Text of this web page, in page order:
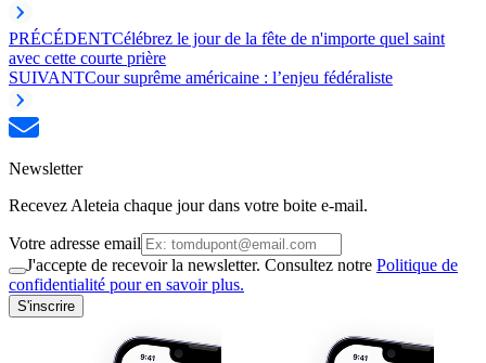
PRÉCÉDENTCélébrez le jour de la fête de n'importe quel saint
avec cette courte prière
SUIVANTCour suprême américaine : l’enjeu fédéraliste
Newsletter
Recevez Aleteia chaque jour dans votre boite e-mail.
Votre adresse email
J'accepte de recevoir la newsletter. Consultez notre Politique de
confidentialité pour en savoir plus.
S'inscrire